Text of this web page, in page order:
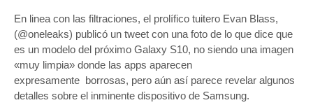
pantalla
el
Samsung
S10
En linea con las filtraciones, el prolífico tuitero Evan Blass,
(@oneleaks) publicó un tweet con una foto de lo que dice que
es un modelo del próximo Galaxy S10, no siendo una imagen
«muy limpia» donde las apps aparecen
expresamente borrosas, pero aún así parece revelar algunos
detalles sobre el inminente dispositivo de Samsung.